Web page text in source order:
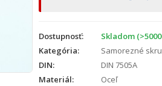
Dostupnosť:
Skladom
Kategória:
Samorezné
DIN:
DIN 7505A
Materiál:
Oceľ